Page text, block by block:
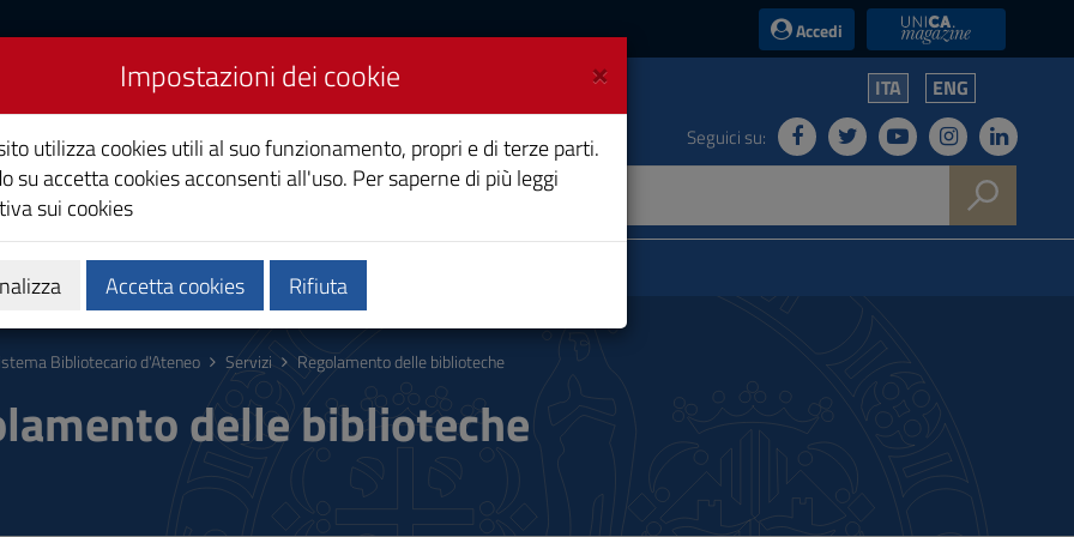
Accedi UniCA News
d'Ateneo
ITA ENG
Seguici su:
News SbA
Bibliotecario d'Ateneo Servizi Regolamento delle biblioteche
delle biblioteche
×
Impostazioni dei cookie
utilizza cookies utili al suo funzionamento, propri e di terze parti.
su accetta cookies acconsenti all'uso. Per saperne di più leggi
sui cookies
Accetta cookies Rifiuta